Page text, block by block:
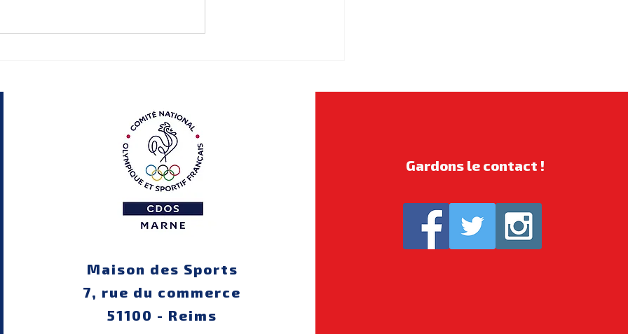
Maison des Sports
7, rue du commerce
51100 - Reims
Gardons le contact !